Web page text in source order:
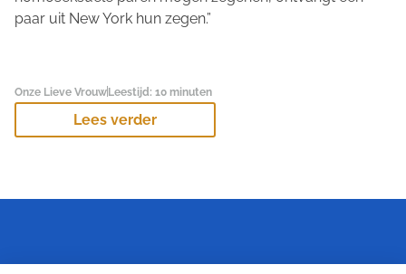
paar uit New York hun zegen.”
Onze Lieve VrouwLeestijd: 10 minuten
Lees verder